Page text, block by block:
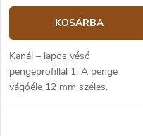
KOSÁRBA
Kanál – lapos véső
pengeprofillal 1. A penge
vágóéle 12 mm széles.